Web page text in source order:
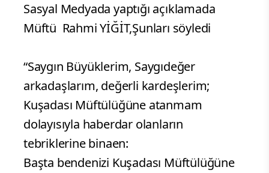
Sasyal Medyada yaptığı açıklamada
Müftü Rahmi YİĞİT,Şunları söyledi
“Saygın Büyüklerim, Saygıdeğer
arkadaşlarım, değerli kardeşlerim;
Kuşadası Müftülüğüne atanmam
dolayısıyla haberdar olanların
tebriklerine binaen:
Başta bendenizi Kuşadası Müftülüğüne